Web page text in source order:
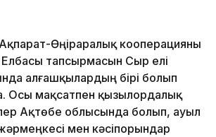
Өңіраралық кооперацияны
тапсырмасын Сыр елі
алғашқылардың бірі болып
Осы мақсатпен қызылордалық
Ақтөбе облысында болып, ауыл
мен кәсіпорындар